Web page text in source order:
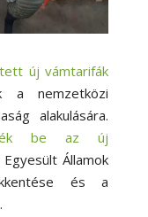
új vámtarifák
a nemzetközi
alakulására.
be az új
Államok
és a